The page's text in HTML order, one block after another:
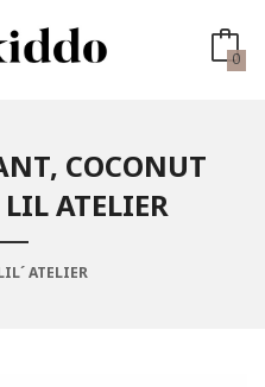
0
COCONUT
ATELIER
ATELIER